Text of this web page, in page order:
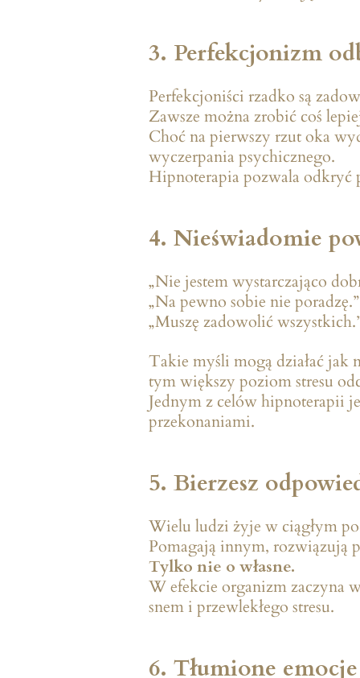
3. Perfekcjonizm
Perfekcjoniści rzadko są
Zawsze można zrobić coś
Choć na pierwszy rzut oka
wyczerpania psychicznego.
Hipnoterapia pozwala odkryć
4. Nieświadomie
„Nie jestem wystarczająco
„Na pewno sobie nie poradzę.”
„Muszę zadowolić
Takie myśli mogą działać jak
tym większy poziom stresu
Jednym z celów hipnoterapii
przekonaniami.
5. Bierzesz
Wielu ludzi żyje w ciągłym
Pomagają innym, rozwiązują
Tylko nie o własne.
W efekcie organizm zaczyna
snem i przewlekłego stresu.
6. Tłumione